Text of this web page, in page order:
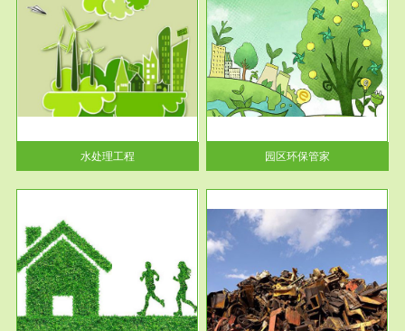
水处理工程
服务范围
园区环保管家
2016 年 4 月，环保部下发《关
于积极发挥环境保护作用促进供
给侧结...
园区环保管家
服务范围
固体危险废物处理
固体废物解释：固体废物是指人